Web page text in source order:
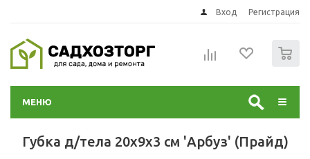
Вход Регистрация
МЕНЮ
Губка д/тела 20х9х3 см 'Арбуз' (Прайд)